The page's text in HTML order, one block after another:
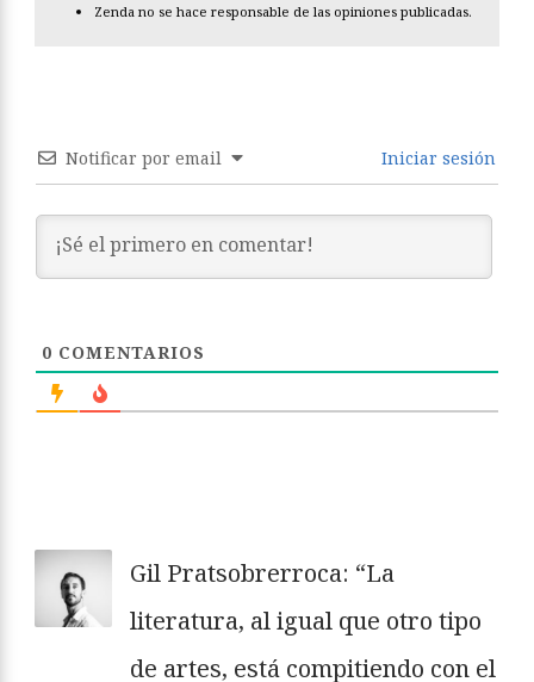
Zenda no se hace responsable de las opiniones publicadas.
Notificar por email Iniciar sesión
0 COMENTARIOS
Gil Pratsobrerroca: “La
literatura, al igual que otro tipo
de artes, está compitiendo con el